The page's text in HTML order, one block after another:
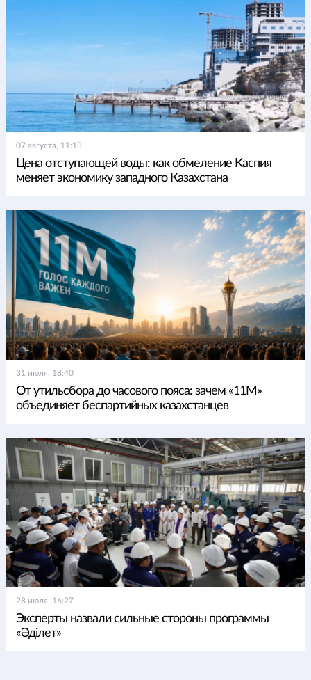
07 августа, 11:13
Цена отступающей воды: как обмеление Каспия
меняет экономику западного Казахстана
31 июля, 18:40
От утильсбора до часового пояса: зачем «11М»
объединяет беспартийных казахстанцев
28 июля, 16:27
Эксперты назвали сильные стороны программы
«Әділет»